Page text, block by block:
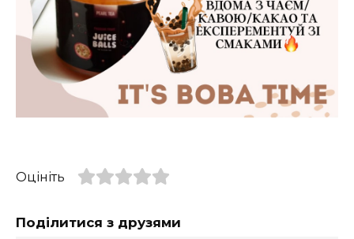
Оцініть
Поділитися з друзями